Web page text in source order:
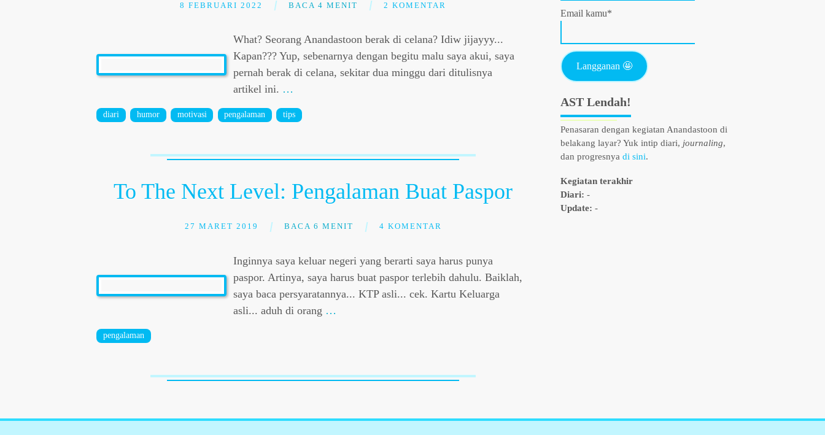
8 FEBRUARI 2022 BACA 4 MENIT 2 KOMENTAR
What? Seorang Anandastoon berak di celana? Idiw jijayyy...
Kapan??? Yup, sebenarnya dengan begitu malu saya akui, saya
pernah berak di celana, sekitar dua minggu dari ditulisnya
artikel ini. …
diari humor motivasi pengalaman tips
To The Next Level: Pengalaman Buat Paspor
27 MARET 2019 BACA 6 MENIT 4 KOMENTAR
Inginnya saya keluar negeri yang berarti saya harus punya
paspor. Artinya, saya harus buat paspor terlebih dahulu. Baiklah,
saya baca persyaratannya... KTP asli... cek. Kartu Keluarga
asli... aduh di orang …
pengalaman
Email kamu*
AST Lendah!
Penasaran dengan kegiatan Anandastoon di
belakang layar? Yuk intip diari, journaling,
dan progresnyadi sini.
Kegiatan terakhir
Diari:-
Update:-